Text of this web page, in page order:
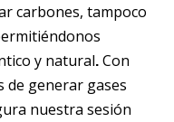
carbones, tampoco
y natural. Con
de generar gases
nuestra sesión